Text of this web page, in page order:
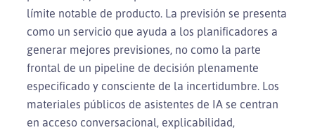
límite notable de producto. La previsión se presenta
como un servicio que ayuda a los planificadores a
generar mejores previsiones, no como la parte
frontal de un pipeline de decisión plenamente
especificado y consciente de la incertidumbre. Los
materiales públicos de asistentes de IA se centran
en acceso conversacional, explicabilidad,